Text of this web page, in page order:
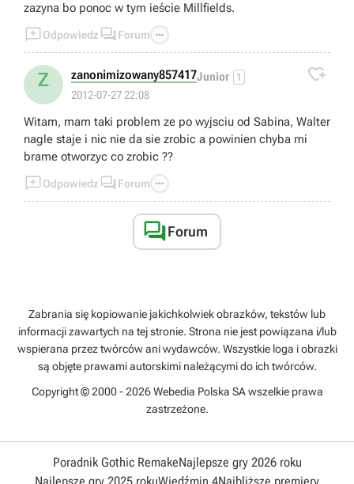
zazyna bo ponoc w tym ieście Millfields.
Odpowiedz  Forum 
Z zanonimizowany857417Junior 1
2012-07-27 22:08

Witam, mam taki problem ze po wyjsciu od Sabina, Walter
nagle staje i nic nie da sie zrobic a powinien chyba mi
brame otworzyc co zrobic ??
Odpowiedz  Forum 
Forum
Zabrania się kopiowanie jakichkolwiek obrazków, tekstów lub
informacji zawartych na tej stronie. Strona nie jest powiązana i/lub
wspierana przez twórców ani wydawców. Wszystkie loga i obrazki
są objęte prawami autorskimi należącymi do ich twórców.
Copyright © 2000 - 2026 Webedia Polska SA wszelkie prawa
zastrzeżone.
Poradnik Gothic RemakeNajlepsze gry 2026 roku